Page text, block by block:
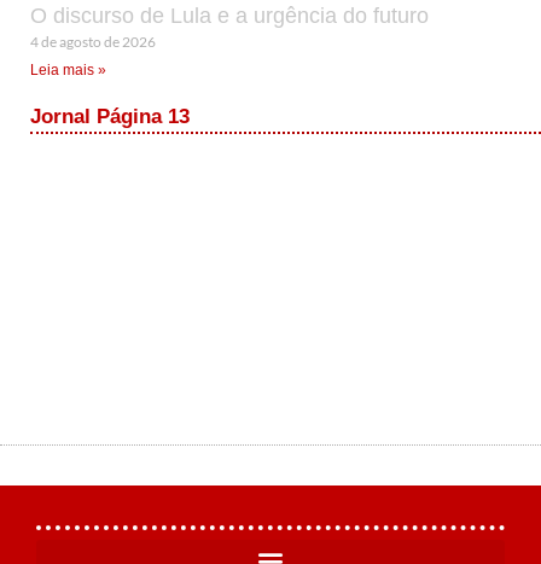
O discurso de Lula e a urgência do futuro
4 de agosto de 2026
Leia mais »
Jornal Página 13